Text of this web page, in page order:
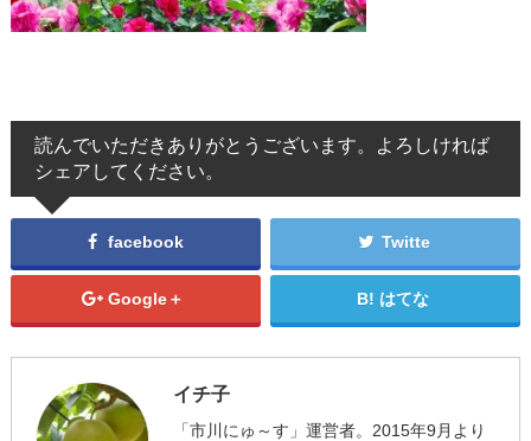
読んでいただきありがとうございます。よろしければ
シェアしてください。
facebook Twitte
Google＋ はてな
イチ子
「市川にゅ～す」運営者。2015年9月より